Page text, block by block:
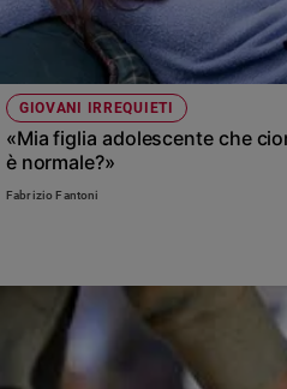
GIOVANI IRREQUIETI
«Mia figlia adolescente che
è normale?»
Fabrizio Fantoni